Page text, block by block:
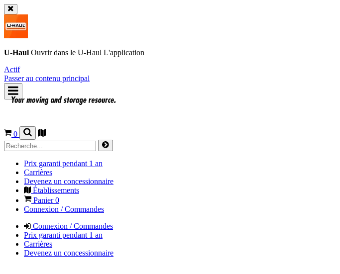
U-Haul Ouvrir dans le U-Haul L'application
Actif
Passer au contenu principal
0
Prix garanti pendant 1 an
Carrières
Devenez un concessionnaire
Établissements
Panier0
Connexion / Commandes
Connexion / Commandes
Prix garanti pendant 1 an
Carrières
Devenez un concessionnaire